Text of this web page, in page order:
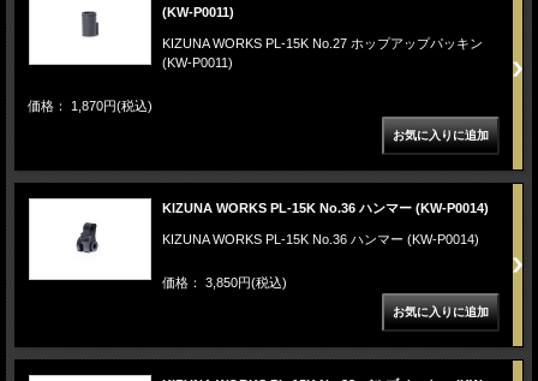
(KW-P0011)
KIZUNA WORKS PL-15K No.27 ホップアップパッキン
(KW-P0011)
価格： 1,870円(税込)
KIZUNA WORKS PL-15K No.36 ハンマー (KW-P0014)
KIZUNA WORKS PL-15K No.36 ハンマー (KW-P0014)
価格： 3,850円(税込)